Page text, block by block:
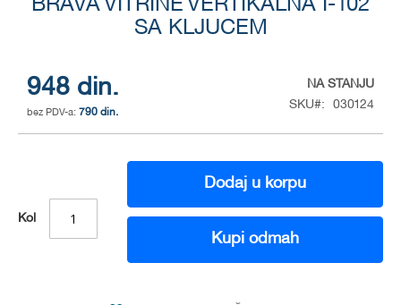
BRAVA VITRINE VERTIKALNA I-102
SA KLJUCEM
948 din.
790 din.
NA STANJU
SKU
030124
Kol
Dodaj u korpu
Kupi odmah
the
images
gallery